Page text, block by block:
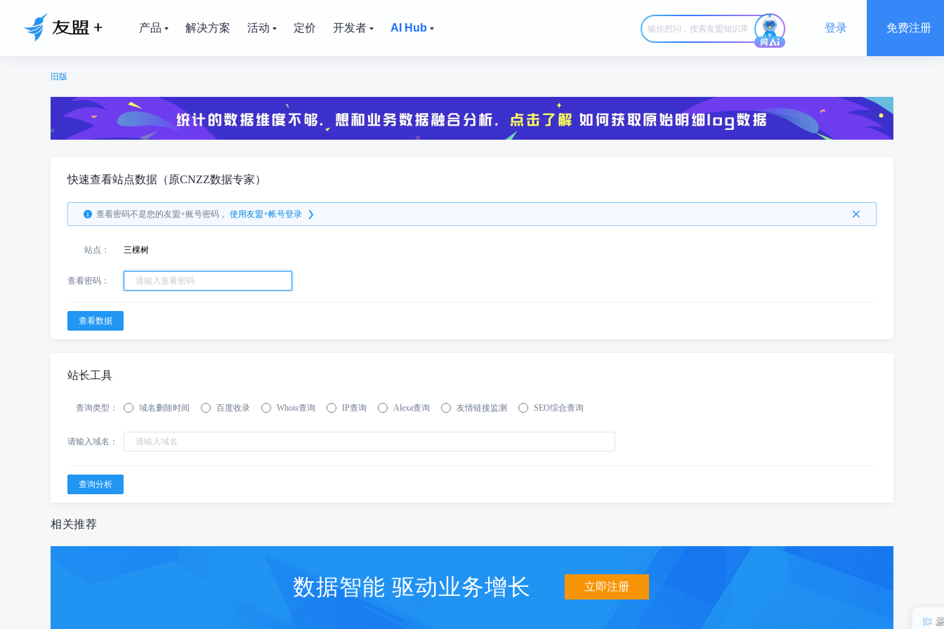
产品 解决方案 活动 定价 开发者 AI Hub 登录 免费注册
旧版
快速查看站点数据（原CNZZ数据专家）
查看密码不是您的友盟+账号密码， 使用友盟+帐号登录
站点： 三棵树
查看密码：
站长工具
查询类型： 域名删除时间 百度收录 Whois查询 IP查询 Alexa查询 友情链接监测 SEO综合查询
请输入域名：
相关推荐
数据智能 驱动业务增长 立即注册
盟益